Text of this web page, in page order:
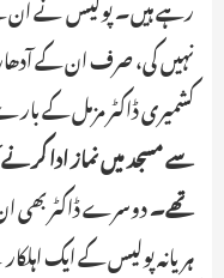
نہیں کی، صرف ان کے
کشمیری ڈاکٹر مزمل کے
سے مسجد میں نماز ادا
تھے۔دوسرے ڈاکٹر
ہریانہ پولیس کے ایک